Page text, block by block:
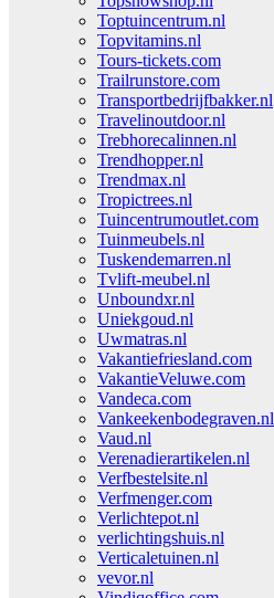
Toptuincentrum.nl
Topvitamins.nl
Tours-tickets.com
Trailrunstore.com
Transportbedrijfbakker.nl
Travelinoutdoor.nl
Trebhorecalinnen.nl
Trendhopper.nl
Trendmax.nl
Tropictrees.nl
Tuincentrumoutlet.com
Tuinmeubels.nl
Tuskendemarren.nl
Tvlift-meubel.nl
Unboundxr.nl
Uniekgoud.nl
Uwmatras.nl
Vakantiefriesland.com
VakantieVeluwe.com
Vandeca.com
Vankeekenbodegraven.nl
Vaud.nl
Verenadierartikelen.nl
Verfbestelsite.nl
Verfmenger.com
Verlichtepot.nl
verlichtingshuis.nl
Verticaletuinen.nl
vevor.nl